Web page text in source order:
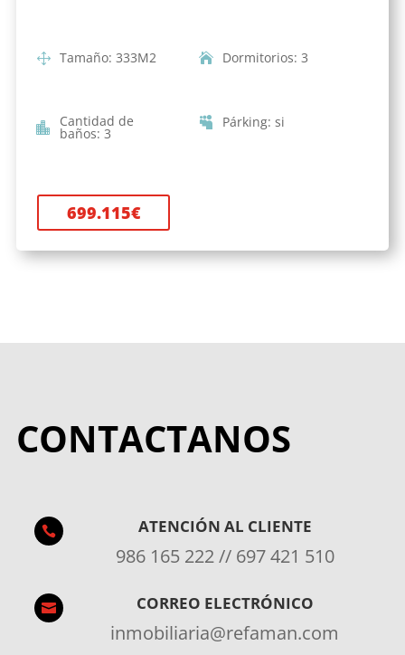
Tamaño: 333M2 Dormitorios: 3
Cantidad de
baños: 3
Párking: si
699.115€
CONTACTANOS
 ATENCIÓN AL CLIENTE
986 165 222 // 697 421 510
 CORREO ELECTRÓNICO
inmobiliaria@refaman.com